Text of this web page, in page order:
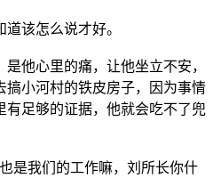
该怎么说才好。
他心里的痛，让他坐立不安，
搞小河村的铁皮房子，因为事情
有足够的证据，他就会吃不了兜
是我们的工作嘛，刘所长你什